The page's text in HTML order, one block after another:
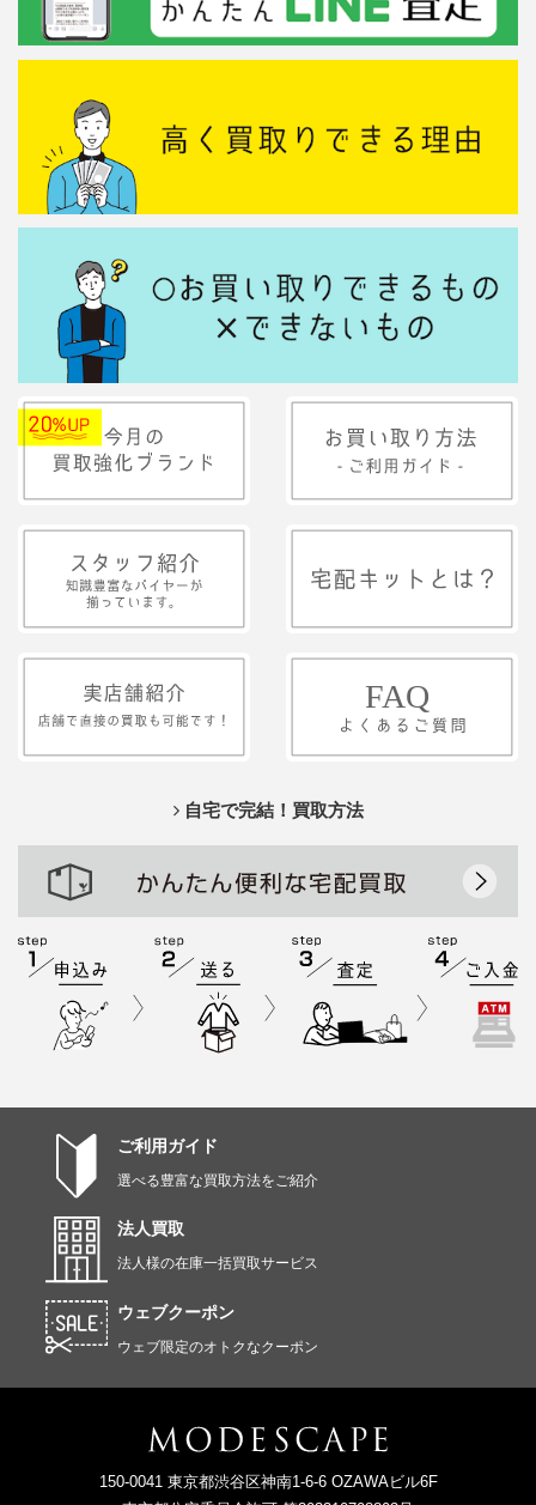
自宅で完結！買取方法
ご利用ガイド
選べる豊富な買取方法をご紹介
法人買取
法人様の在庫一括買取サービス
ウェブクーポン
ウェブ限定のオトクなクーポン
150-0041 東京都渋谷区神南1-6-6 OZAWAビル6F